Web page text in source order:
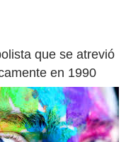
que se atrevió
en 1990